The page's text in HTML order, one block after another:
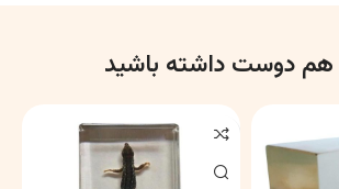
هم دوست داشته باشید